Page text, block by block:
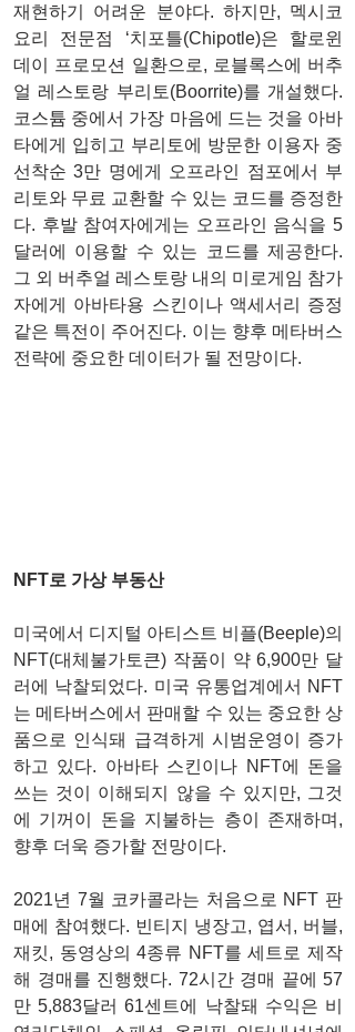
재현하기 어려운 분야다. 하지만, 멕시코
요리 전문점 ‘치포틀(Chipotle)은 할로윈
데이 프로모션 일환으로, 로블록스에 버추
얼 레스토랑 부리토(Boorrite)를 개설했다.
코스튬 중에서 가장 마음에 드는 것을 아바
타에게 입히고 부리토에 방문한 이용자 중
선착순 3만 명에게 오프라인 점포에서 부
리토와 무료 교환할 수 있는 코드를 증정한
다. 후발 참여자에게는 오프라인 음식을 5
달러에 이용할 수 있는 코드를 제공한다.
그 외 버추얼 레스토랑 내의 미로게임 참가
자에게 아바타용 스킨이나 액세서리 증정
같은 특전이 주어진다. 이는 향후 메타버스
전략에 중요한 데이터가 될 전망이다.
NFT로 가상 부동산
미국에서 디지털 아티스트 비플(Beeple)의
NFT(대체불가토큰) 작품이 약 6,900만 달
러에 낙찰되었다. 미국 유통업계에서 NFT
는 메타버스에서 판매할 수 있는 중요한 상
품으로 인식돼 급격하게 시범운영이 증가
하고 있다. 아바타 스킨이나 NFT에 돈을
쓰는 것이 이해되지 않을 수 있지만, 그것
에 기꺼이 돈을 지불하는 층이 존재하며,
향후 더욱 증가할 전망이다.
2021년 7월 코카콜라는 처음으로 NFT 판
매에 참여했다. 빈티지 냉장고, 엽서, 버블,
재킷, 동영상의 4종류 NFT를 세트로 제작
해 경매를 진행했다. 72시간 경매 끝에 57
만 5,883달러 61센트에 낙찰돼 수익은 비